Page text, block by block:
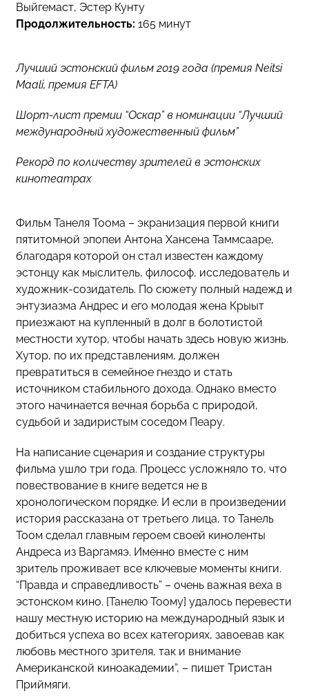
Выйгемаст, Эстер Кунту
Продолжительность: 165 минут
Лучший эстонский фильм 2019 года (премия Neitsi
Maali, премия EFTA)
Шорт-лист премии “Оскар” в номинации “Лучший
международный художественный фильм”
Рекорд по количеству зрителей в эстонских
кинотеатрах
Фильм Танеля Тоома – экранизация первой книги
пятитомной эпопеи Антона Хансена Таммсааре,
благодаря которой он стал известен каждому
эстонцу как мыслитель, философ, исследователь и
художник-созидатель. По сюжету полный надежд и
энтузиазма Андрес и его молодая жена Крыыт
приезжают на купленный в долг в болотистой
местности хутор, чтобы начать здесь новую жизнь.
Хутор, по их представлениям, должен
превратиться в семейное гнездо и стать
источником стабильного дохода. Однако вместо
этого начинается вечная борьба с природой,
судьбой и задиристым соседом Пеару.
На написание сценария и создание структуры
фильма ушло три года. Процесс усложняло то, что
повествование в книге ведется не в
хронологическом порядке. И если в произведении
история рассказана от третьего лица, то Танель
Тоом сделал главным героем своей киноленты
Андреса из Варгамяэ. Именно вместе с ним
зритель проживает все ключевые моменты книги.
“Правда и справедливость” – очень важная веха в
эстонском кино. [Танелю Тоому] удалось перевести
нашу местную историю на международный язык и
добиться успеха во всех категориях, завоевав как
любовь местного зрителя, так и внимание
Американской киноакадемии”, – пишет Тристан
Приймяги.